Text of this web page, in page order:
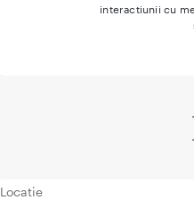
interactiunii cu
Locatie